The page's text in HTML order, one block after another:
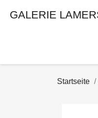
GALERIE
Startseite